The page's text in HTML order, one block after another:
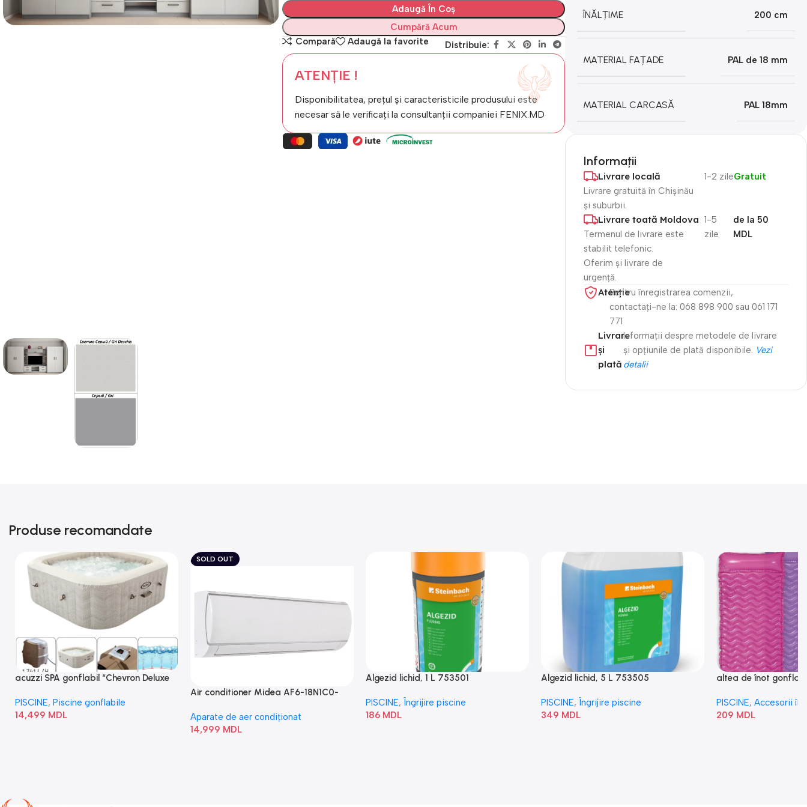
Adaugă În Coș
Cumpără Acum
Compară
Adaugă la favorite Distribuie:
ATENȚIE !
Disponibilitatea, prețul și caracteristicile produsului este
necesar să le verificați la consultanții companiei FENIX.MD
ÎNĂLȚIME 200 cm
MATERIAL FAȚADE PAL de 18 mm
MATERIAL CARCASĂ PAL 18mm
Informații
Livrare locală
Livrare gratuită în Chișinău
și suburbii.
1-2 zileGratuit
Livrare toată Moldova
Termenul de livrare este
stabilit telefonic.
Oferim și livrare de
urgență.
1-5
zile
de la 50
MDL
Atenție​
Pentru înregistrarea comenzii,
contactați-ne la: 068 898 900 sau 061 171
771
Livrare
și
plată
Informații despre metodele de livrare
și opțiunile de plată disponibile.
Vezi
detalii
Produse recomandate
acuzzi SPA gonflabil “Chevron Deluxe
PISCINE, Piscine gonflabile
14,499 MDL
SOLD OUT
Air conditioner Midea AF6-18N1C0-
Aparate de aer condiționat
14,999 MDL
Algezid lichid, 1 L 753501
PISCINE, Îngrijire piscine
186 MDL
Algezid lichid, 5 L 753505
PISCINE, Îngrijire piscine
349 MDL
altea de înot
PISCINE, Accesorii
209 MDL